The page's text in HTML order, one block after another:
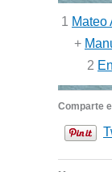
1 Mateo
+
2
Comparte